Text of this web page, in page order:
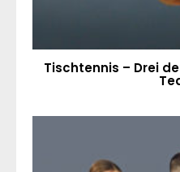
Tischtennis – Drei